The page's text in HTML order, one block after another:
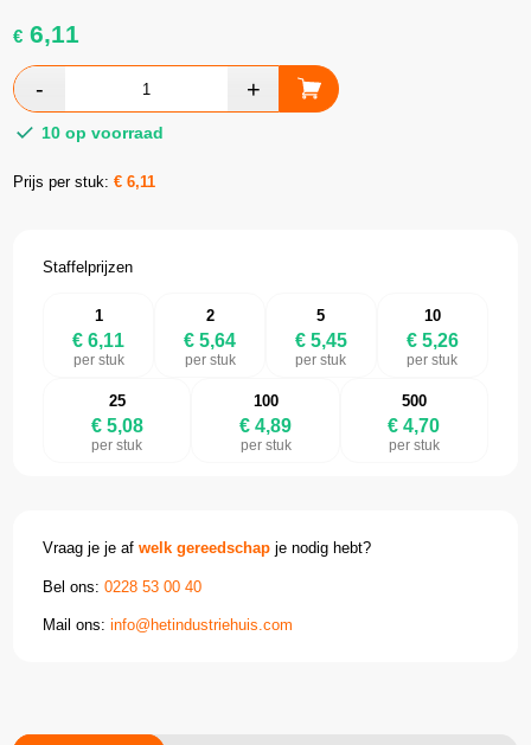
€ 6,11
10 op voorraad
Prijs per stuk:€6,11
Staffelprijzen
1
€ 6,11
per stuk
2
€ 5,64
per stuk
5
€ 5,45
per stuk
10
€ 5,26
per stuk
25
€ 5,08
per stuk
100
€ 4,89
per stuk
500
€ 4,70
per stuk
Vraag je je afwelk gereedschap je nodig hebt?
Bel ons:0228 53 00 40
Mail ons:info@hetindustriehuis.com